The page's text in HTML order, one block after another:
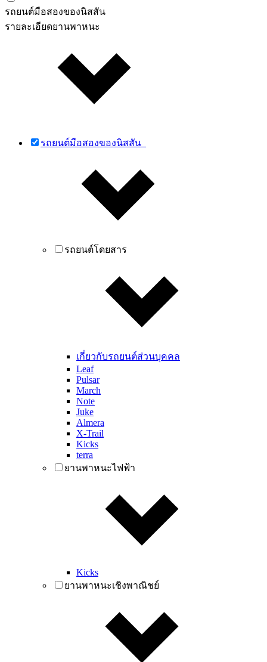
รถยนต์มือสองของนิสสัน
รายละเอียดยานพาหนะ
รถยนต์มือสองของนิสสัน
รถยนต์โดยสาร
เกี่ยวกับรถยนต์ส่วนบุคคล
Leaf
Pulsar
March
Note
Juke
Almera
X-Trail
Kicks
terra
ยานพาหนะไฟฟ้า
Kicks
ยานพาหนะเชิงพาณิชย์